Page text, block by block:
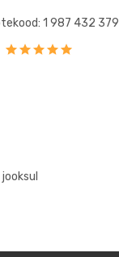
1 987 432 379